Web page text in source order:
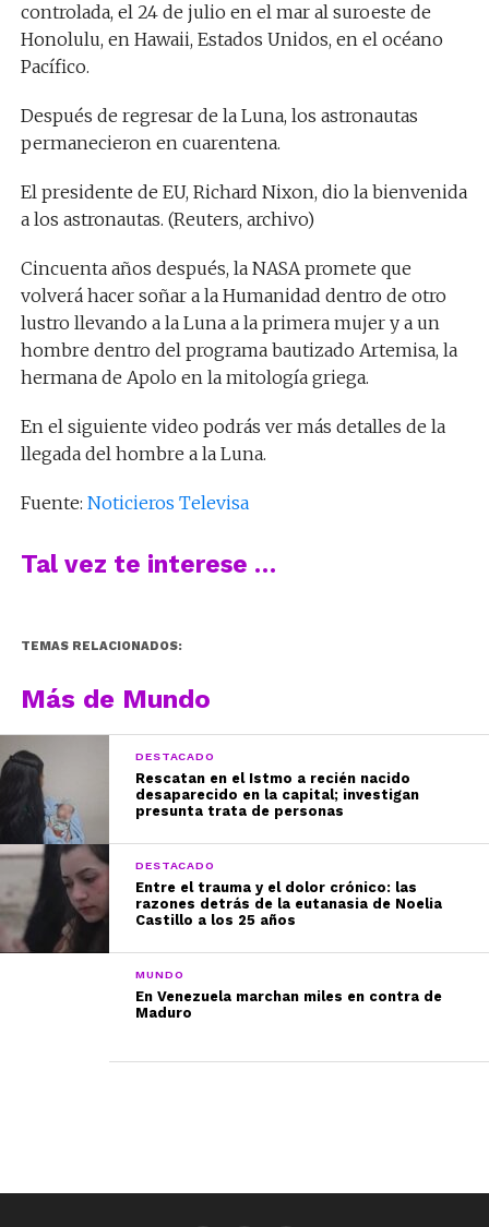
controlada, el 24 de julio en el mar al suroeste de
Honolulu, en Hawaii, Estados Unidos, en el océano
Pacífico.
Después de regresar de la Luna, los astronautas
permanecieron en cuarentena.
El presidente de EU, Richard Nixon, dio la bienvenida
a los astronautas. (Reuters, archivo)
Cincuenta años después, la NASA promete que
volverá hacer soñar a la Humanidad dentro de otro
lustro llevando a la Luna a la primera mujer y a un
hombre dentro del programa bautizado Artemisa, la
hermana de Apolo en la mitología griega.
En el siguiente video podrás ver más detalles de la
llegada del hombre a la Luna.
Fuente: Noticieros Televisa
Tal vez te interese …
TEMAS RELACIONADOS:
Más de Mundo
DESTACADO
Rescatan en el Istmo a recién nacido
desaparecido en la capital; investigan
presunta trata de personas
DESTACADO
Entre el trauma y el dolor crónico: las
razones detrás de la eutanasia de Noelia
Castillo a los 25 años
MUNDO
En Venezuela marchan miles en contra de
Maduro